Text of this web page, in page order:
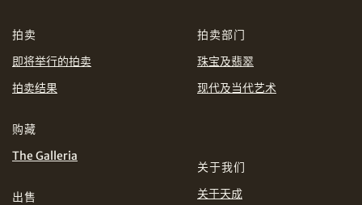
分享到WhatsApp
拍卖
即将举行的拍卖
拍卖结果
购藏
The Galleria
出售
拍卖部门
珠宝及翡翠
现代及当代艺术
关于我们
关于天成